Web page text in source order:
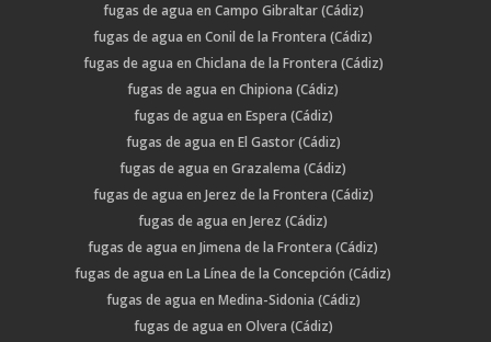
fugas de agua en Campo Gibraltar (Cádiz)
fugas de agua en Conil de la Frontera (Cádiz)
fugas de agua en Chiclana de la Frontera (Cádiz)
fugas de agua en Chipiona (Cádiz)
fugas de agua en Espera (Cádiz)
fugas de agua en El Gastor (Cádiz)
fugas de agua en Grazalema (Cádiz)
fugas de agua en Jerez de la Frontera (Cádiz)
fugas de agua en Jerez (Cádiz)
fugas de agua en Jimena de la Frontera (Cádiz)
fugas de agua en La Línea de la Concepción (Cádiz)
fugas de agua en Medina-Sidonia (Cádiz)
fugas de agua en Olvera (Cádiz)